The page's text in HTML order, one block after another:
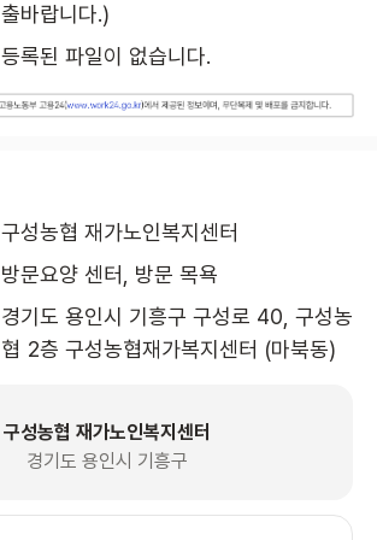
출바랍니다.)
등록된 파일이 없습니다.
구성농협 재가노인복지센터
방문요양 센터, 방문 목욕
경기도 용인시 기흥구 구성로 40, 구성농
협 2층 구성농협재가복지센터 (마북동)
구성농협 재가노인복지센터
경기도 용인시 기흥구